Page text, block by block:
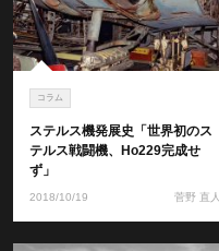
コラム
ステルス機発展史「世界初のス
テルス戦闘機、Ho229完成せ
ず」
2018/10/19 菅野 直人